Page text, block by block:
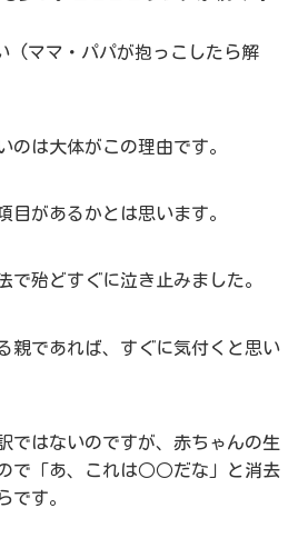
(ママ・パパが抱っこしたら解
のは大体がこの理由です。
目があるかとは思います。
で殆どすぐに泣き止みました。
親であれば、すぐに気付くと思い
ではないのですが、赤ちゃんの生
で「あ、これは○○だな」と消去
です。